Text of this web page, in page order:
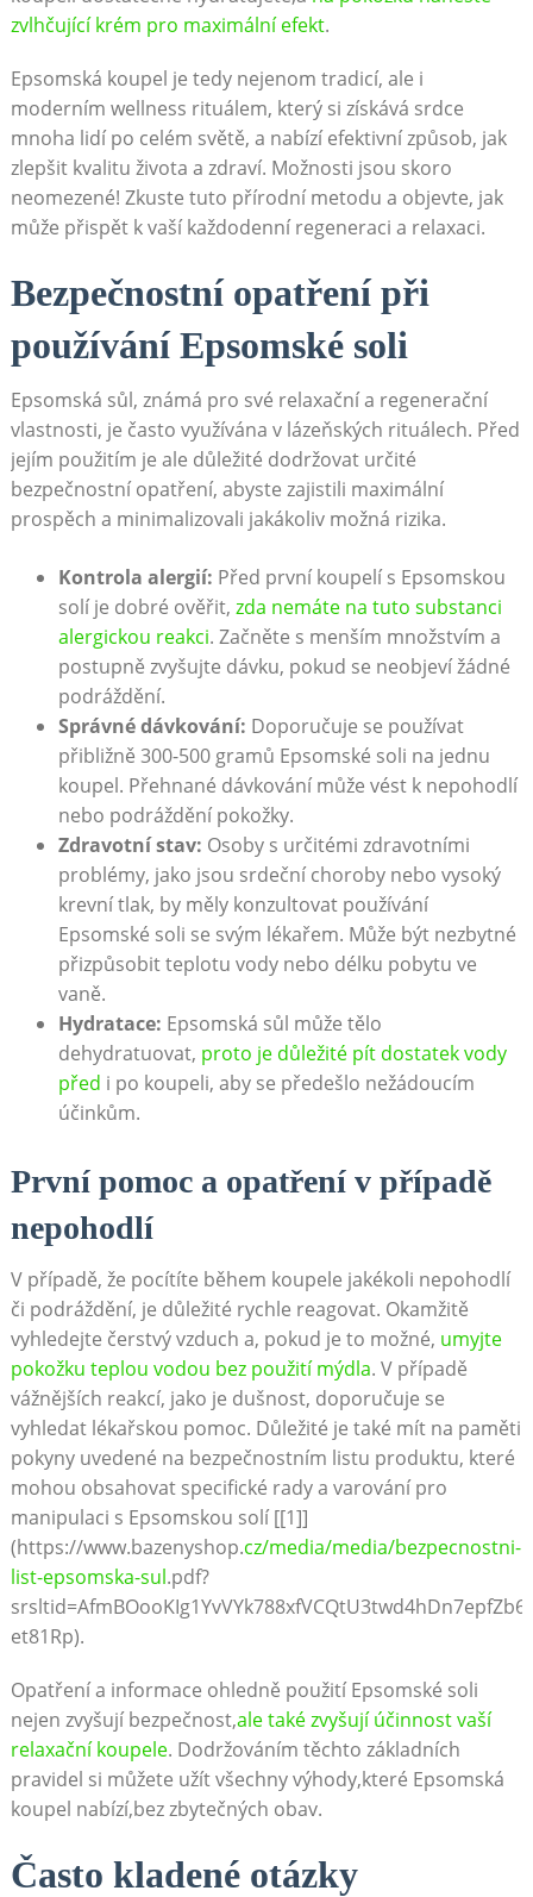
zvlhčující krém pro maximální efekt.
Epsomská koupel je tedy nejenom tradicí, ale i
moderním wellness rituálem, který si získává srdce
mnoha lidí po celém světě, a nabízí efektivní způsob, jak
zlepšit kvalitu života a zdraví. Možnosti jsou skoro
neomezené! Zkuste tuto přírodní metodu a objevte, jak
může přispět k vaší každodenní regeneraci a relaxaci.
Bezpečnostní opatření při
používání Epsomské soli
Epsomská sůl, známá pro své relaxační a regenerační
vlastnosti, je často využívána v lázeňských rituálech. Před
jejím použitím je ale důležité dodržovat určité
bezpečnostní opatření, abyste zajistili maximální
prospěch a minimalizovali jakákoliv možná rizika.
Kontrola alergií: Před první koupelí s Epsomskou
solí je dobré ověřit, zda nemáte na tuto substanci
alergickou reakci. Začněte s menším množstvím a
postupně zvyšujte dávku, pokud se neobjeví žádné
podráždění.
Správné dávkování: Doporučuje se používat
přibližně 300-500 gramů Epsomské soli na jednu
koupel. Přehnané dávkování může vést k nepohodlí
nebo podráždění pokožky.
Zdravotní stav: Osoby s určitémi zdravotními
problémy, jako jsou srdeční choroby nebo vysoký
krevní tlak, by měly konzultovat používání
Epsomské soli se svým lékařem. Může být nezbytné
přizpůsobit teplotu vody nebo délku pobytu ve
vaně.
Hydratace: Epsomská sůl může tělo
dehydratuovat, proto je důležité pít dostatek vody
před i po koupeli, aby se předešlo nežádoucím
účinkům.
První pomoc a opatření v případě
nepohodlí
V případě, že pocítíte během koupele jakékoli nepohodlí
či podráždění, je důležité rychle reagovat. Okamžitě
vyhledejte čerstvý vzduch a, pokud je to možné, umyjte
pokožku teplou vodou bez použití mýdla. V případě
vážnějších reakcí, jako je dušnost, doporučuje se
vyhledat lékařskou pomoc. Důležité je také mít na paměti
pokyny uvedené na bezpečnostním listu produktu, které
mohou obsahovat specifické rady a varování pro
manipulaci s Epsomskou solí [[1]]
(https://www.bazenyshop.cz/media/media/bezpecnostni-
list-epsomska-sul.pdf?
et81Rp).
Opatření a informace ohledně použití Epsomské soli
nejen zvyšují bezpečnost,ale také zvyšují účinnost vaší
relaxační koupele. Dodržováním těchto základních
pravidel si můžete užít všechny výhody,které Epsomská
koupel nabízí,bez zbytečných obav.
Často kladené otázky